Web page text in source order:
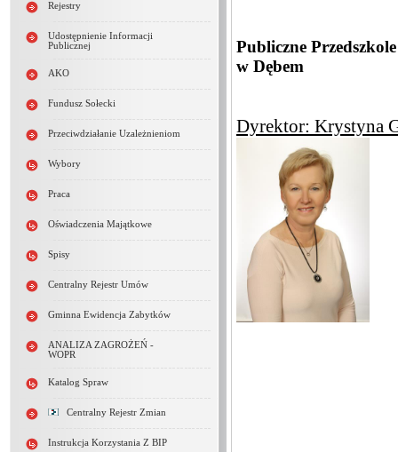
Rejestry
Udostępnienie Informacji
Publicznej
AKO
Fundusz Sołecki
Przeciwdziałanie Uzależnieniom
Wybory
Praca
Oświadczenia Majątkowe
Spisy
Centralny Rejestr Umów
Gminna Ewidencja Zabytków
ANALIZA ZAGROŻEŃ -
WOPR
Katalog Spraw
Centralny Rejestr Zmian
Instrukcja Korzystania Z BIP
Publiczne
w Dębem
Dyrektor: Krystyna